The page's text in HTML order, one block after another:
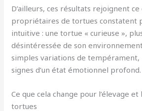
D’ailleurs, ces résultats rejoignent ce
propriétaires de tortues constatent
intuitive : une tortue « curieuse »,
désintéressée de son
simples variations de
signes d’un état émotionnel profond.
Ce que cela change pour l’élevage
tortues